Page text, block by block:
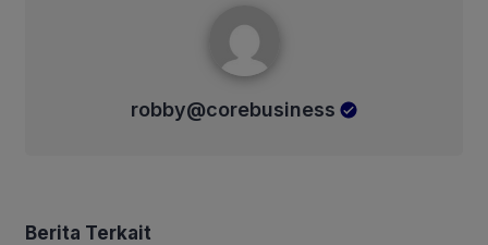
robby@corebusiness
Berita Terkait